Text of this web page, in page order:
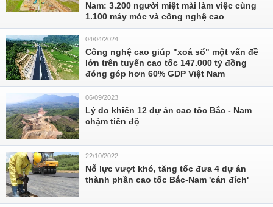
Nam: 3.200 người miệt mài làm việc cùng
1.100 máy móc và công nghệ cao
04/04/2024
Công nghệ cao giúp "xoá sổ" một vấn đề
lớn trên tuyến cao tốc 147.000 tỷ đồng
đóng góp hơn 60% GDP Việt Nam
06/09/2023
Lý do khiến 12 dự án cao tốc Bắc - Nam
chậm tiến độ
22/10/2022
Nỗ lực vượt khó, tăng tốc đưa 4 dự án
thành phần cao tốc Bắc-Nam 'cán đích'